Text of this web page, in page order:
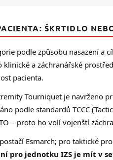
p
s
ŠKRTIDLO
podle způsobu nasazení a
a záchranářské
pacienta.
Tourniquet je navrženo
podle standardů TCCC
– proto ho volí vojenští
Esmarch; pro taktické
pro jednotku IZS je mít v